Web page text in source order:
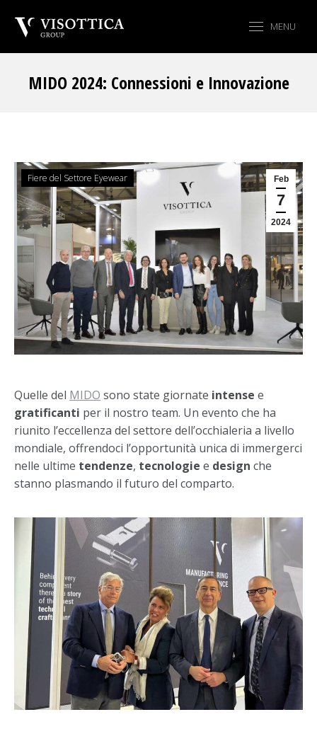
MENU
MIDO 2024: Connessioni e Innovazione
Feb
7
2024
Fiere del Settore Eyewear
Quelle del MIDO sono state giornate intense e
gratificanti per il nostro team. Un evento che ha
riunito l’eccellenza del settore dell’occhialeria a livello
mondiale, offrendoci l’opportunità unica di immergerci
nelle ultime tendenze, tecnologie e design che
stanno plasmando il futuro del comparto.